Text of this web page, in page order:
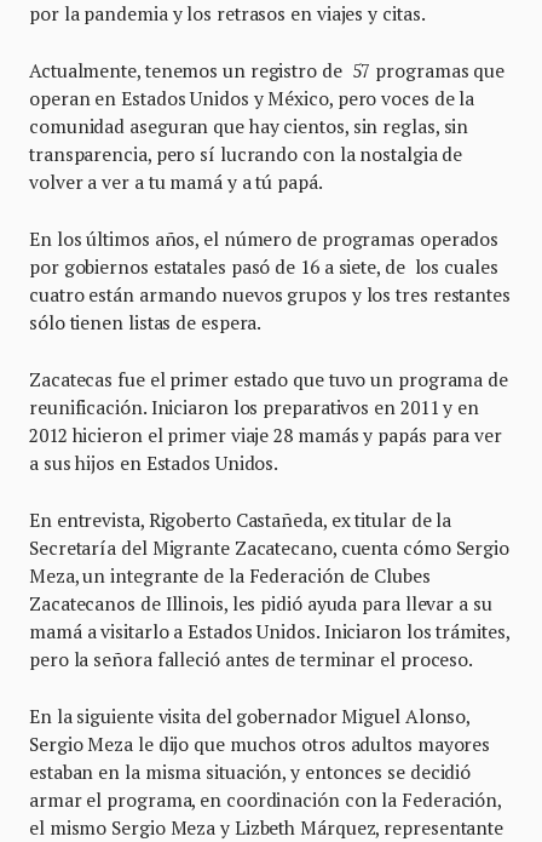
por la pandemia y los retrasos en viajes y citas.
Actualmente, tenemos un registro de 57 programas que
operan en Estados Unidos y México, pero voces de la
comunidad aseguran que hay cientos, sin reglas, sin
transparencia, pero sí lucrando con la nostalgia de
volver a ver a tu mamá y a tú papá.
En los últimos años, el número de programas operados
por gobiernos estatales pasó de 16 a siete, de los cuales
cuatro están armando nuevos grupos y los tres restantes
sólo tienen listas de espera.
Zacatecas fue el primer estado que tuvo un programa de
reunificación. Iniciaron los preparativos en 2011 y en
2012 hicieron el primer viaje 28 mamás y papás para ver
a sus hijos en Estados Unidos.
En entrevista, Rigoberto Castañeda, ex titular de la
Secretaría del Migrante Zacatecano, cuenta cómo Sergio
Meza, un integrante de la Federación de Clubes
Zacatecanos de Illinois, les pidió ayuda para llevar a su
mamá a visitarlo a Estados Unidos. Iniciaron los trámites,
pero la señora falleció antes de terminar el proceso.
En la siguiente visita del gobernador Miguel Alonso,
Sergio Meza le dijo que muchos otros adultos mayores
estaban en la misma situación, y entonces se decidió
armar el programa, en coordinación con la Federación,
el mismo Sergio Meza y Lizbeth Márquez, representante